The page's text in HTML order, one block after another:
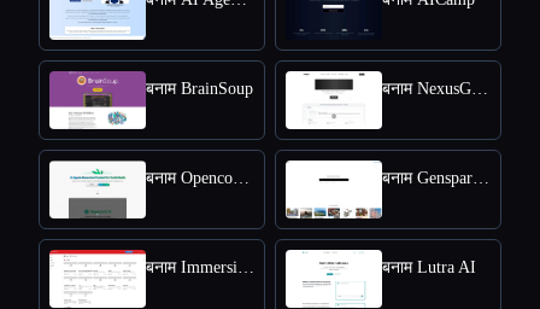
बनाम BrainSoup बनाम NexusGPT
बनाम Opencord AI बनाम Genspark.ai
बनाम ImmersimAI बनाम Lutra AI